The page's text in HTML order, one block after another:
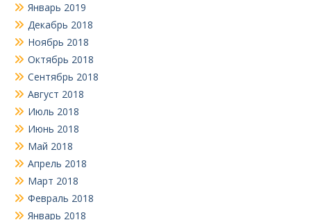
Январь 2019
Декабрь 2018
Ноябрь 2018
Октябрь 2018
Сентябрь 2018
Август 2018
Июль 2018
Июнь 2018
Май 2018
Апрель 2018
Март 2018
Февраль 2018
Январь 2018